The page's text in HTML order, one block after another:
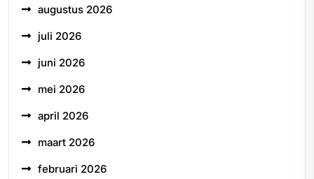
augustus 2026
juli 2026
juni 2026
mei 2026
april 2026
maart 2026
februari 2026